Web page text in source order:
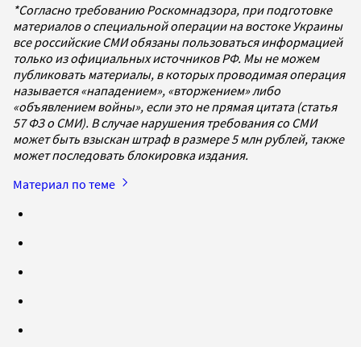
*Согласно требованию Роскомнадзора, при подготовке
материалов о специальной операции на востоке Украины
все российские СМИ обязаны пользоваться информацией
только из официальных источников РФ. Мы не можем
публиковать материалы, в которых проводимая операция
называется «нападением», «вторжением» либо
«объявлением войны», если это не прямая цитата (статья
57 ФЗ о СМИ). В случае нарушения требования со СМИ
может быть взыскан штраф в размере 5 млн рублей, также
может последовать блокировка издания.
Материал по теме